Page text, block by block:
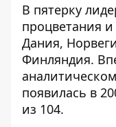
В пятерку
процветания
Дания,
Финляндия.
появилась в
из 104.